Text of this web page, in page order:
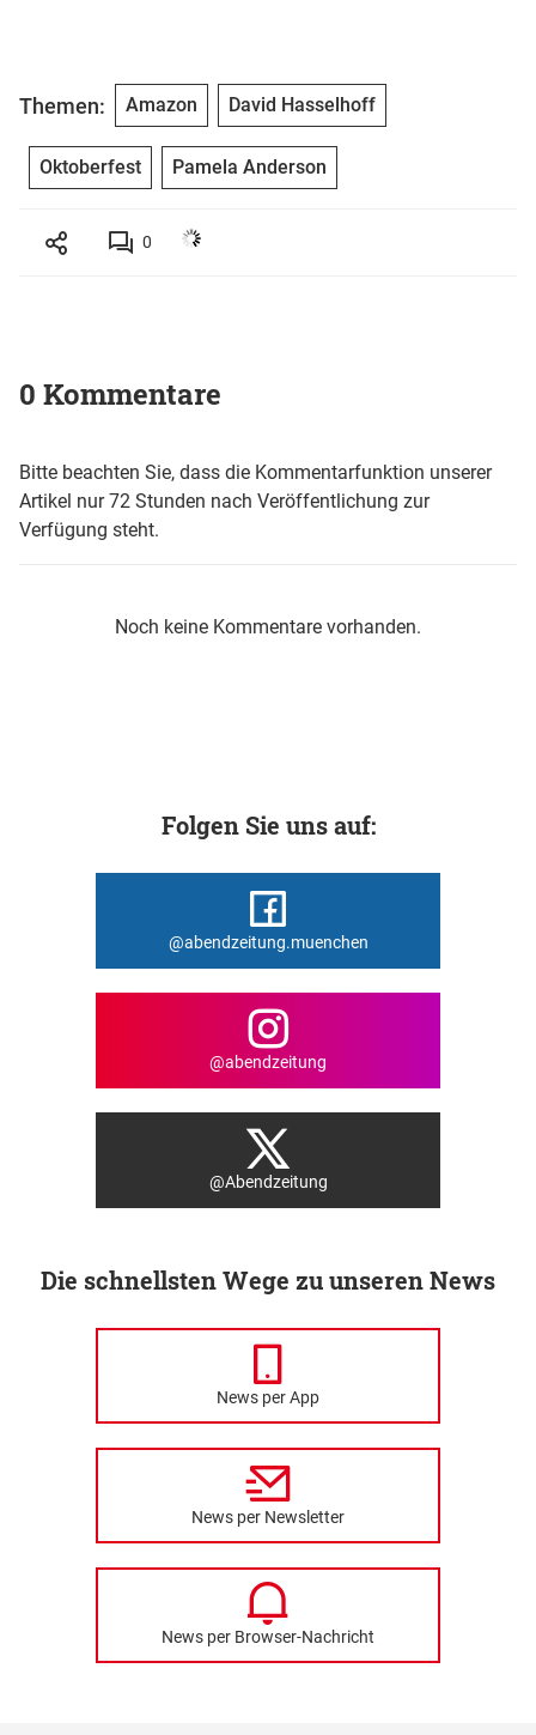
Themen: Amazon David Hasselhoff
Oktoberfest Pamela Anderson
0
0 Kommentare
Bitte beachten Sie, dass die Kommentarfunktion unserer
Artikel nur 72 Stunden nach Veröffentlichung zur
Verfügung steht.
Noch keine Kommentare vorhanden.
Folgen Sie uns auf:
@abendzeitung.muenchen
@abendzeitung
@Abendzeitung
Die schnellsten Wege zu unseren News
News per App
News per Newsletter
News per Browser-Nachricht